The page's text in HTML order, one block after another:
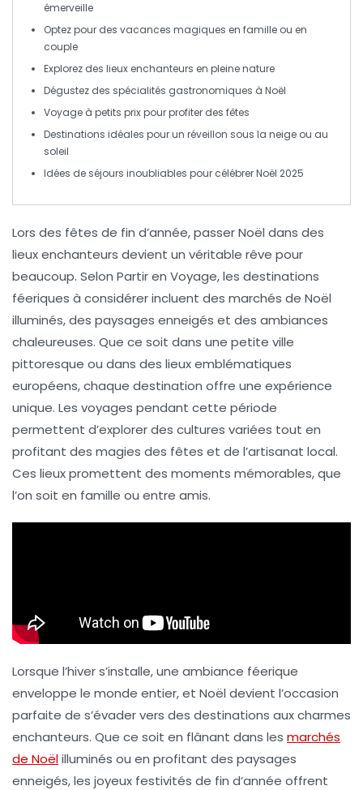
émerveille
Optez pour des vacances magiques en famille ou en
couple
Explorez des lieux enchanteurs en pleine nature
Dégustez des spécialités gastronomiques à Noël
Voyage à petits prix pourprofiter des fêtes
Destinations idéales pour un réveillon sous la neige ou au
soleil
Idées de séjours inoubliables pour célébrer Noël 2025
Lors des fêtes de fin d’année,passer Noël dans des
lieux enchanteurs devient un véritable rêve pour
beaucoup. Selon Partir en Voyage, les destinations
féeriques à considérer incluent des marchés de Noël
illuminés, des paysages enneigés et des ambiances
chaleureuses. Que ce soit dans une petite ville
pittoresque ou dans des lieux emblématiques
européens, chaque destination offre une expérience
unique. Les voyages pendant cette période
permettent d’explorer des cultures variées tout en
profitant des magies des fêtes et de l’artisanat local.
Ces lieux promettent des moments mémorables, que
l’on soit en famille ou entre amis.
Lorsque l’hiver s’installe, une ambiance féerique
enveloppe le monde entier, et Noël devient l’occasion
parfaite de s’évader vers des destinations aux charmes
enchanteurs. Que ce soit en flânant dans les marchés
de Noëlilluminés ou en profitant des paysages
enneigés, les joyeux festivités de fin d’année offrent